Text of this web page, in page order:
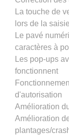
La touche de
lors de la
Le pavé
caractères à
Les pop-ups
fonctionnent
d'autorisation
Amélioration
Amélioration
plantages/